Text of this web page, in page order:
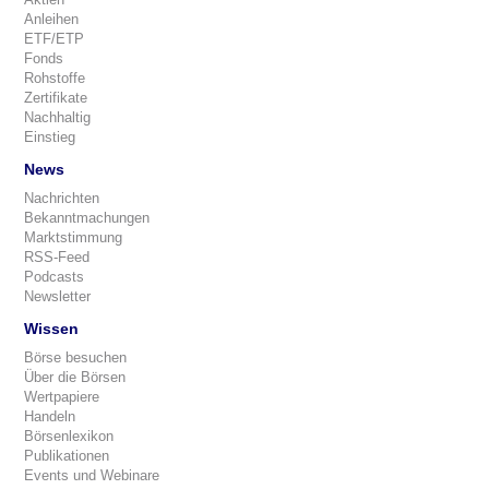
Anleihen
ETF/ETP
Fonds
Rohstoffe
Zertifikate
Nachhaltig
Einstieg
News
Nachrichten
Bekanntmachungen
Marktstimmung
RSS-Feed
Podcasts
Newsletter
Wissen
Börse besuchen
Über die Börsen
Wertpapiere
Handeln
Börsenlexikon
Publikationen
Events und Webinare